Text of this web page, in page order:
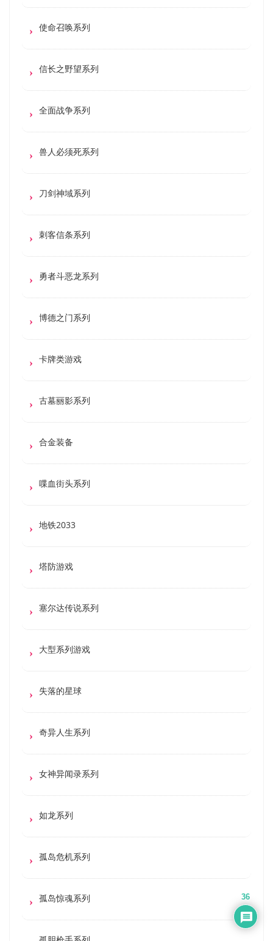
使命召唤系列
信长之野望系列
全面战争系列
兽人必须死系列
刀剑神域系列
刺客信条系列
勇者斗恶龙系列
博德之门系列
卡牌类游戏
古墓丽影系列
合金装备
喋血街头系列
地铁2033
塔防游戏
塞尔达传说系列
大型系列游戏
失落的星球
奇异人生系列
女神异闻录系列
如龙系列
孤岛危机系列
孤岛惊魂系列 36